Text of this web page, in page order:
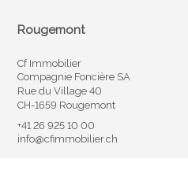
Rougemont
Cf Immobilier
Compagnie Foncière SA
Rue du Village 40
CH-1659 Rougemont
+41 26 925 10 00
info@cfimmobilier.ch